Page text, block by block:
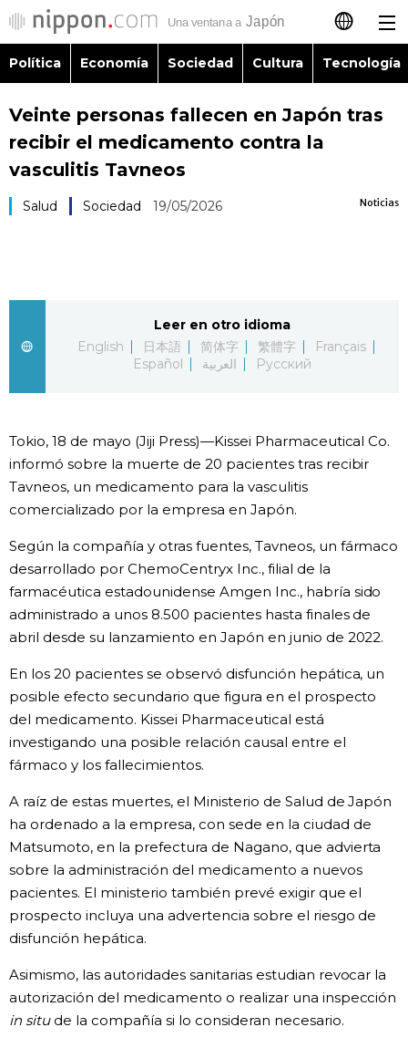
日本語
English
Русский
Política
Vida
Guía de Japón
Vídeos e imágenes
En profundidad
Más
Noticias
Datos de Japón
Fragmentos de Japón
Gente
Blog
Avisos
official SNS
Política Economía Sociedad Cultura Tecnología
Veinte personas fallecen en Japón tras
recibir el medicamento contra la
vasculitis Tavneos
Noticias
Salud Sociedad 19/05/2026
Leer en otro idioma
English
日本語 简体字 繁體字
Français
Español
العربية Русский
Tokio, 18 de mayo (Jiji Press)—Kissei Pharmaceutical Co.
informó sobre la muerte de 20 pacientes tras recibir
Tavneos, un medicamento para la vasculitis
comercializado por la empresa en Japón.
Según la compañía y otras fuentes, Tavneos, un fármaco
desarrollado por ChemoCentryx Inc., filial de la
farmacéutica estadounidense Amgen Inc., habría sido
administrado a unos 8.500 pacientes hasta finales de
abril desde su lanzamiento en Japón en junio de 2022.
En los 20 pacientes se observó disfunción hepática, un
posible efecto secundario que figura en el prospecto
del medicamento. Kissei Pharmaceutical está
investigando una posible relación causal entre el
fármaco y los fallecimientos.
A raíz de estas muertes, el Ministerio de Salud de Japón
ha ordenado a la empresa, con sede en la ciudad de
Matsumoto, en la prefectura de Nagano, que advierta
sobre la administración del medicamento a nuevos
pacientes. El ministerio también prevé exigir que el
prospecto incluya una advertencia sobre el riesgo de
disfunción hepática.
Asimismo, las autoridades sanitarias estudian revocar la
autorización del medicamento o realizar una inspección
in situde la compañía si lo consideran necesario.